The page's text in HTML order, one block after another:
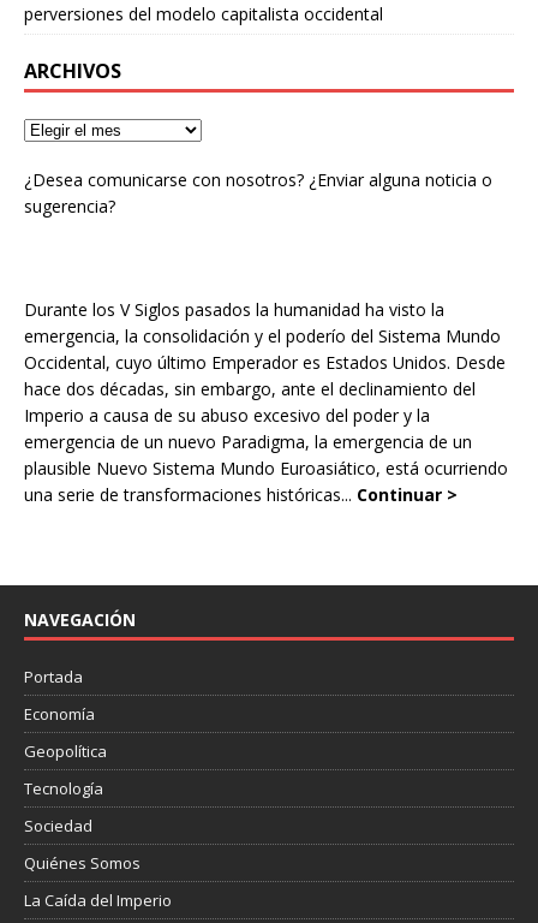
perversiones del modelo capitalista occidental
ARCHIVOS
¿Desea comunicarse con nosotros? ¿Enviar alguna noticia o
sugerencia?
Durante los V Siglos pasados la humanidad ha visto la
emergencia, la consolidación y el poderío del Sistema Mundo
Occidental, cuyo último Emperador es Estados Unidos. Desde
hace dos décadas, sin embargo, ante el declinamiento del
Imperio a causa de su abuso excesivo del poder y la
emergencia de un nuevo Paradigma, la emergencia de un
plausible Nuevo Sistema Mundo Euroasiático, está ocurriendo
una serie de transformaciones históricas... Continuar >
NAVEGACIÓN
Portada
Economía
Geopolítica
Tecnología
Sociedad
Quiénes Somos
La Caída del Imperio